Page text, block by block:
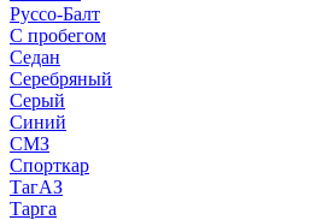
Руссо-Балт
С пробегом
Седан
Серебряный
Серый
Синий
СМЗ
Спорткар
ТагАЗ
Тарга